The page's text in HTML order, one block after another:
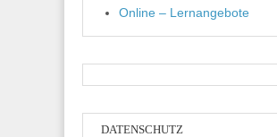
Online – Lernangebote
DATENSCHUTZ